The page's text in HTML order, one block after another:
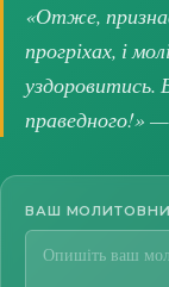
«Отже,
прогріхах, і
праведного!»
ВАШ